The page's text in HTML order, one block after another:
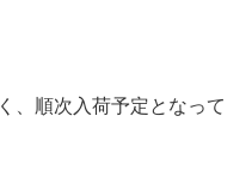
、順次入荷予定となって